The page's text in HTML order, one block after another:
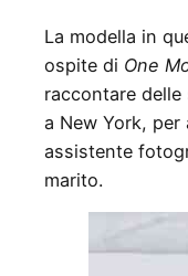
La modella in
ospite di One
raccontare
a New York,
assistente
marito.